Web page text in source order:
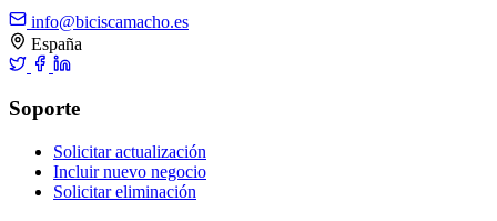
info@biciscamacho.es
España
Soporte
Solicitar actualización
Incluir nuevo negocio
Solicitar eliminación